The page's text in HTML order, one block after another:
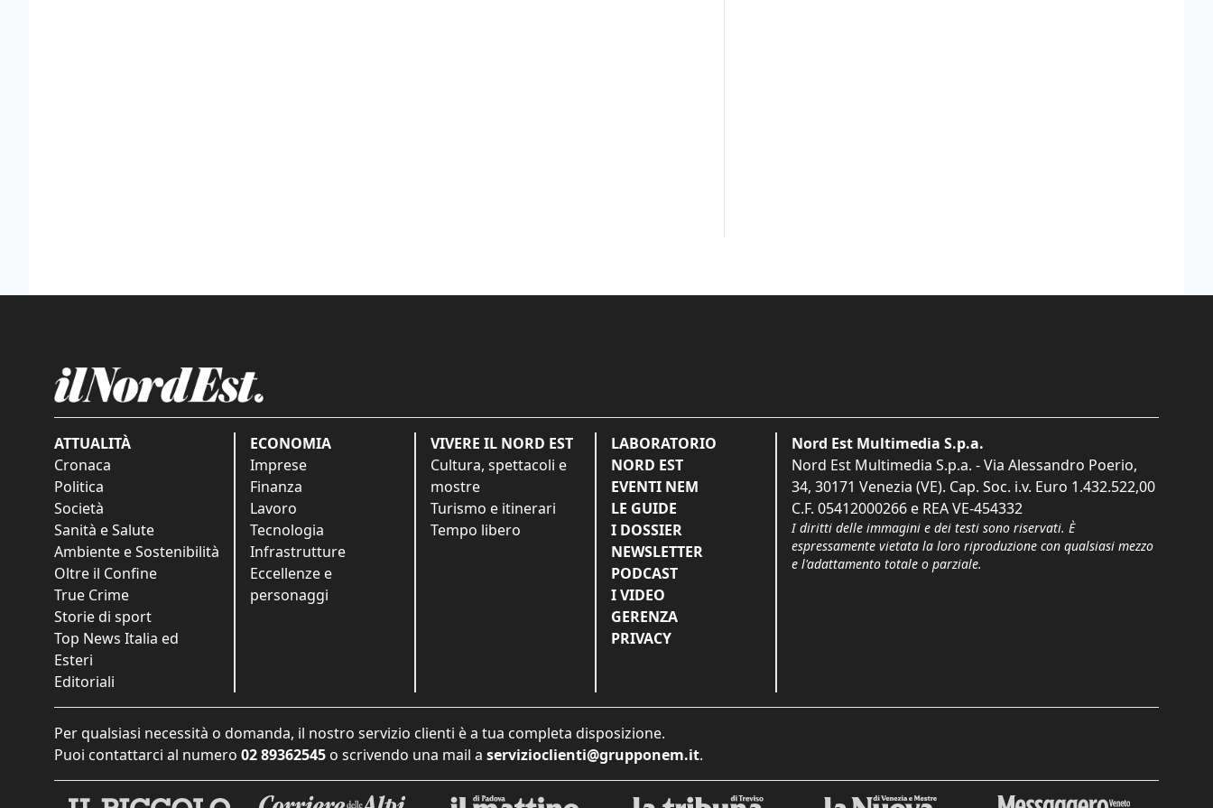
ATTUALITÀ
Cronaca
Politica
Società
Sanità e Salute
Ambiente e Sostenibilità
Oltre il Confine
True Crime
Storie di sport
Top News Italia ed
Esteri
Editoriali
ECONOMIA
Imprese
Finanza
Lavoro
Tecnologia
Infrastrutture
Eccellenze e
personaggi
VIVERE IL NORD EST
Cultura, spettacoli e
mostre
Turismo e itinerari
Tempo libero
LABORATORIO
NORD EST
EVENTI NEM
LE GUIDE
I DOSSIER
NEWSLETTER
PODCAST
I VIDEO
GERENZA
PRIVACY
Nord Est Multimedia S.p.a.
Nord Est Multimedia S.p.a. - Via Alessandro Poerio,
34, 30171 Venezia (VE). Cap. Soc. i.v. Euro 1.432.522,00
C.F. 05412000266 e REA VE-454332
I diritti delle immagini e dei testi sono riservati. È
espressamente vietata la loro riproduzione con qualsiasi mezzo
e l'adattamento totale o parziale.
Per qualsiasi necessità o domanda, il nostro servizio clienti è a tua completa disposizione.
Puoi contattarci al numero 02 89362545 o scrivendo una mail a servizioclienti@grupponem.it.